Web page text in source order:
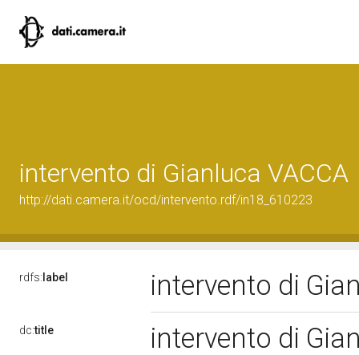
intervento di Gianluca VACCA
http://dati.camera.it/ocd/intervento.rdf/in18_610223
rdfs: label intervento di
dc:title intervento di